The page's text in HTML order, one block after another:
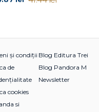
și condiții
de
cookies
si
Blog Editura Trei
Blog Pandora M
Newsletter